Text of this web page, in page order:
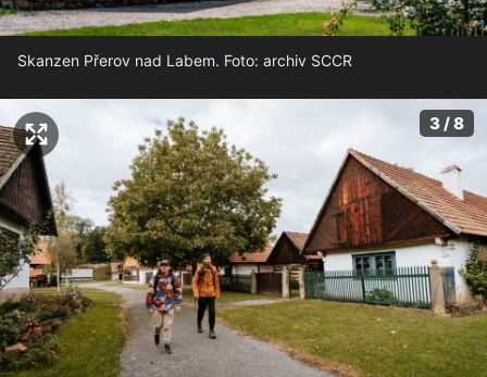
Skanzen Přerov nad Labem. Foto: archiv SCCR
3 / 8